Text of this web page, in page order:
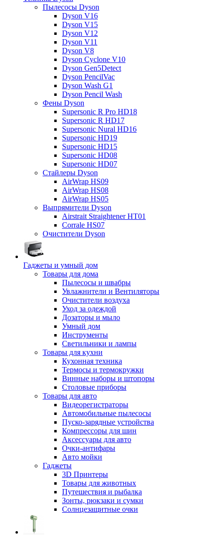
Пылесосы Dyson
Dyson V16
Dyson V15
Dyson V12
Dyson V11
Dyson V8
Dyson Cyclone V10
Dyson Gen5Detect
Dyson PencilVac
Dyson Wash G1
Dyson Pencil Wash
Фены Dyson
Supersonic R Pro HD18
Supersonic R HD17
Supersonic Nural HD16
Supersonic HD19
Supersonic HD15
Supersonic HD08
Supersonic HD07
Стайлеры Dyson
AirWrap HS09
AirWrap HS08
AirWrap HS05
Выпрямители Dyson
Airstrait Straightener HT01
Corrale HS07
Очистители Dyson
Гаджеты и умный дом
Товары для дома
Пылесосы и швабры
Увлажнители и Вентиляторы
Очистители воздуха
Уход за одеждой
Дозаторы и мыло
Умный дом
Инструменты
Светильники и лампы
Товары для кухни
Кухонная техника
Термосы и термокружки
Винные наборы и штопоры
Столовые приборы
Товары для авто
Видеорегистраторы
Автомобильные пылесосы
Пуско-зарядные устройства
Компрессоры для шин
Аксессуары для авто
Очки-антифары
Авто мойки
Гаджеты
3D Принтеры
Товары для животных
Путешествия и рыбалка
Зонты, рюкзаки и сумки
Солнцезащитные очки